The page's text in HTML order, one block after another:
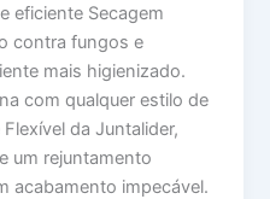
eficiente Secagem
contra fungos e
mais higienizado.
com qualquer estilo de
da Juntalider,
um rejuntamento
acabamento impecável.